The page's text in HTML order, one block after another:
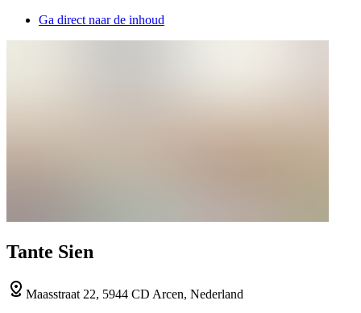
Ga direct naar de inhoud
Tante Sien
Maasstraat 22, 5944 CD Arcen, Nederland